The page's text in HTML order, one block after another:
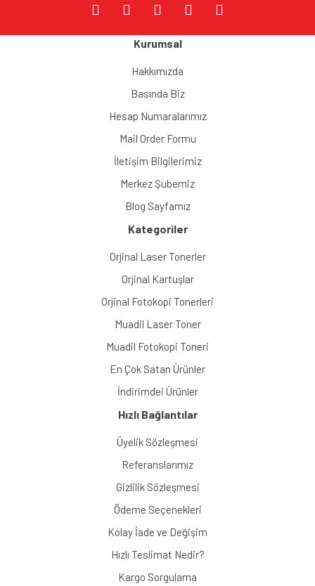
Kurumsal
Hakkımızda
Basında Biz
Hesap Numaralarımız
Mail Order Formu
İletişim Bilgilerimiz
Merkez Şubemiz
Blog Sayfamız
Kategoriler
Orjinal Laser Tonerler
Orjinal Kartuşlar
Orjinal Fotokopi Tonerleri
Muadil Laser Toner
Muadil Fotokopi Toneri
En Çok Satan Ürünler
İndirimdei Ürünler
Hızlı Bağlantılar
Üyelik Sözleşmesi
Referanslarımız
Gizlilik Sözleşmesi
Ödeme Seçenekleri
Kolay İade ve Değişim
Hızlı Teslimat Nedir?
Kargo Sorgulama